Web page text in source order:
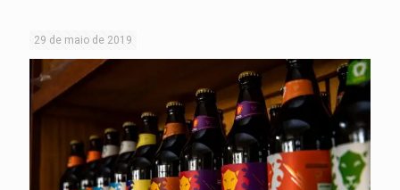
29 de maio de 2019